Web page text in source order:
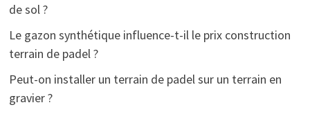
de sol ?
Le gazon synthétique influence-t-il le prix construction
terrain de padel ?
Peut-on installer un terrain de padel sur un terrain en
gravier ?